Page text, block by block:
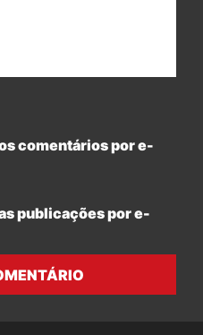
comentários por e-
publicações por e-